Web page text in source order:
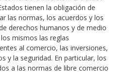
tienen la obligación de
las normas, los acuerdos y los
derechos humanos y de medio
mismos las reglas
al comercio, las inversiones,
y la seguridad. En particular, los
a las normas de libre comercio